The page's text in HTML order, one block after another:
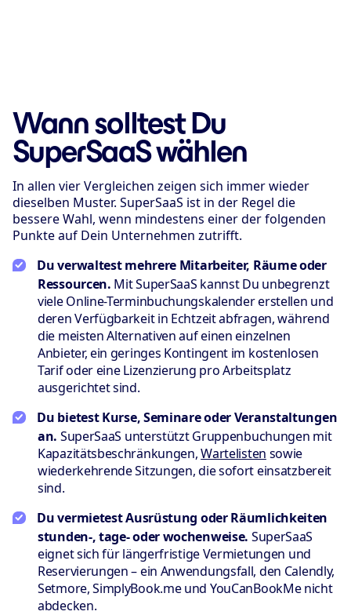
Wann solltest Du
SuperSaaS wählen
In allen vier Vergleichen zeigen sich immer wieder
dieselben Muster. SuperSaaS ist in der Regel die
bessere Wahl, wenn mindestens einer der folgenden
Punkte auf Dein Unternehmen zutrifft.
Du verwaltest mehrere Mitarbeiter, Räume oder
Ressourcen. Mit SuperSaaS kannst Du unbegrenzt
viele Online-Terminbuchungskalender erstellen und
deren Verfügbarkeit in Echtzeit abfragen, während
die meisten Alternativen auf einen einzelnen
Anbieter, ein geringes Kontingent im kostenlosen
Tarif oder eine Lizenzierung pro Arbeitsplatz
ausgerichtet sind.
Du bietest Kurse, Seminare oder Veranstaltungen
an. SuperSaaS unterstützt Gruppenbuchungen mit
Kapazitätsbeschränkungen,Wartelisten sowie
wiederkehrende Sitzungen, die sofort einsatzbereit
sind.
Du vermietest Ausrüstung oder Räumlichkeiten
stunden-, tage- oder wochenweise. SuperSaaS
eignet sich für längerfristige Vermietungen und
Reservierungen – ein Anwendungsfall, den Calendly,
Setmore, SimplyBook.me und YouCanBookMe nicht
abdecken.